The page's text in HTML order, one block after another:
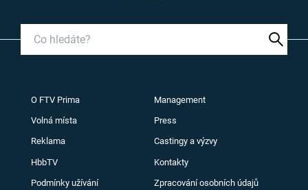
O FTV Prima Management
Volná místa Press
Reklama Castingy a výzvy
HbbTV Kontakty
Podmínky užívání Zpracování osobních údajů